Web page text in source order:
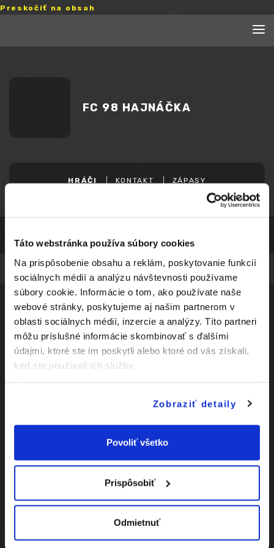
Táto webstránka používa súbory cookies
Na prispôsobenie obsahu a reklám, poskytovanie funkcií
sociálnych médií a analýzu návštevnosti používame
súbory cookie. Informácie o tom, ako používate naše
webové stránky, poskytujeme aj našim partnerom v
oblasti sociálnych médií, inzercie a analýzy. Títo partneri
môžu príslušné informácie skombinovať s ďalšími
údajmi, ktoré ste im poskytli alebo ktoré od vás získali,
keď ste používali ich služby.
Zobraziť detaily
Povoliť všetko
Prispôsobiť
Odmietnuť
Preskočiť na obsah
FC 98 HAJNÁČKA
HRÁČI KONTAKT ZÁPASY
Zápasy
Kluby
Vyhlásenie o
prístupnosti
Nastavenia Cookies |
webu
Social
Facebook
Instagram